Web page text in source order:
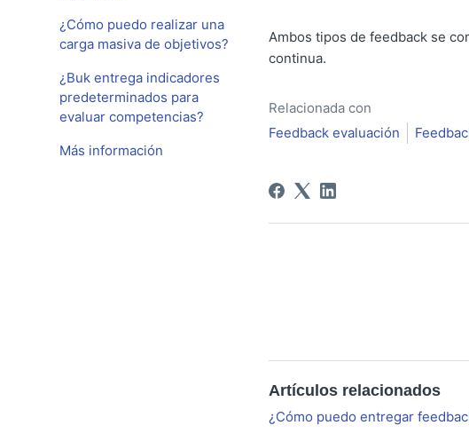
¿Cómo puedo realizar una
carga masiva de objetivos?
¿Buk entrega indicadores
predeterminados para
evaluar competencias?
Más información
Ambos tipos de feedback se
continua.
Relacionada con
Feedback evaluación
Artículos relacionados
¿Cómo puedo entregar